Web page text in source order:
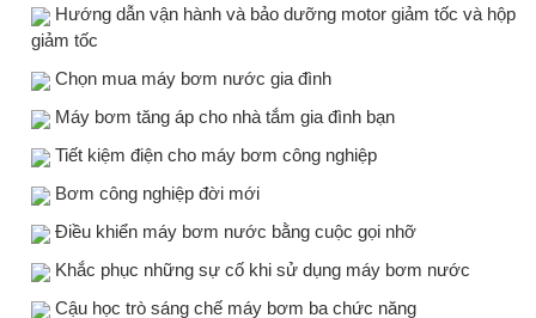
Hướng dẫn vận hành và bảo dưỡng motor giảm tốc và hộp
giảm tốc
Chọn mua máy bơm nước gia đình
Máy bơm tăng áp cho nhà tắm gia đình bạn
Tiết kiệm điện cho máy bơm công nghiệp
Bơm công nghiệp đời mới
Điều khiển máy bơm nước bằng cuộc gọi nhỡ
Khắc phục những sự cố khi sử dụng máy bơm nước
Cậu học trò sáng chế máy bơm ba chức năng